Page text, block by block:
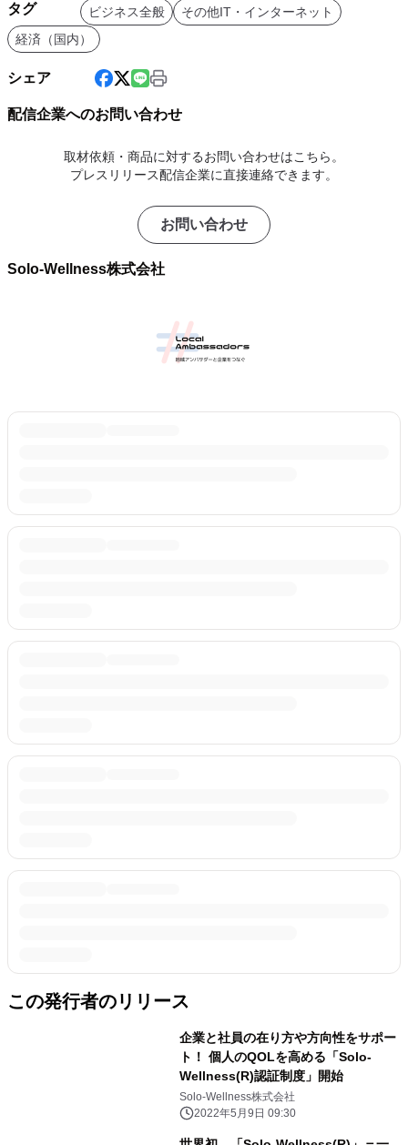
タグ ビジネス全般
その他IT・インターネット
経済（国内）
シェア
配信企業へのお問い合わせ
取材依頼・商品に対するお問い合わせはこちら。
プレスリリース配信企業に直接連絡できます。
お問い合わせ
Solo-Wellness株式会社
この発行者のリリース
企業と社員の在り方や方向性をサポー
ト！ 個人のQOLを高める「Solo-
Wellness(R)認証制度」開始
Solo-Wellness株式会社
2022年5月9日 09:30